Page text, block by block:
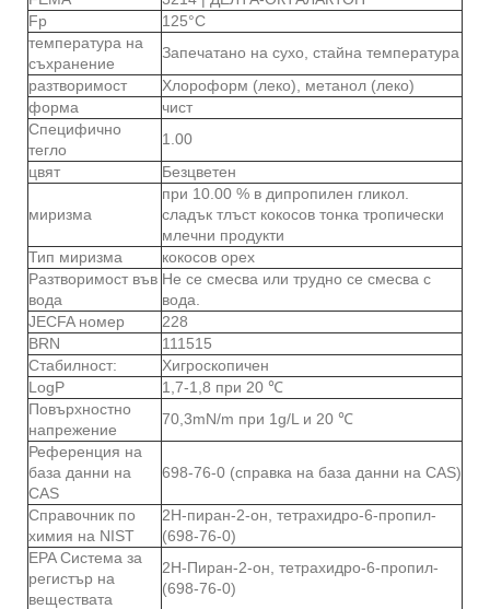
Fp
125°C
температура на
съхранение
Запечатано на сухо, стайна температура
разтворимост
Хлороформ (леко), метанол (леко)
форма
чист
Специфично
тегло
1.00
цвят
Безцветен
миризма
при 10.00 % в дипропилен гликол.
сладък тлъст кокосов тонка тропически
млечни продукти
Тип миризма
кокосов орех
Разтворимост във
вода
Не се смесва или трудно се смесва с
вода.
JECFA номер
228
BRN
111515
Стабилност:
Хигроскопичен
LogP
1,7-1,8 при 20 ℃
Повърхностно
напрежение
70,3mN/m при 1g/L и 20 ℃
Референция на
база данни на
CAS
698-76-0 (справка на база данни на CAS)
Справочник по
химия на NIST
2Н-пиран-2-он, тетрахидро-6-пропил-
(698-76-0)
EPA Система за
регистър на
веществата
2Н-Пиран-2-он, тетрахидро-6-пропил-
(698-76-0)